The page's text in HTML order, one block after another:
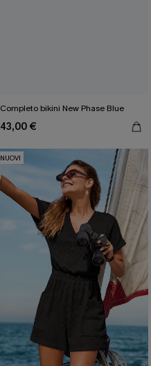
Completo bikini New Phase Blue
43,00 €
NUOVI